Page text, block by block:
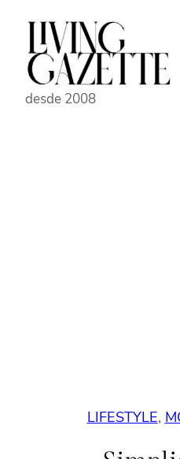
Pular
conteúdo
desde 2008
LIFESTYLE,